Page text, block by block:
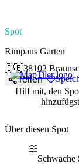
Spot
Rimpaus Garten
🇩🇪38102
Teilen
Hilf mit, den
Über diesen Spot
Water current
Schwache
Water type